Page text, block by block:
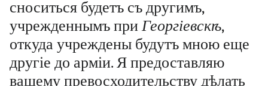
сноситься будетъ съ другимъ,
учрежденнымъ при Георгіевскѣ,
откуда учреждены будутъ мною еще
другіе до арміи. Я предоставляю
вашему превосходительству дѣлать